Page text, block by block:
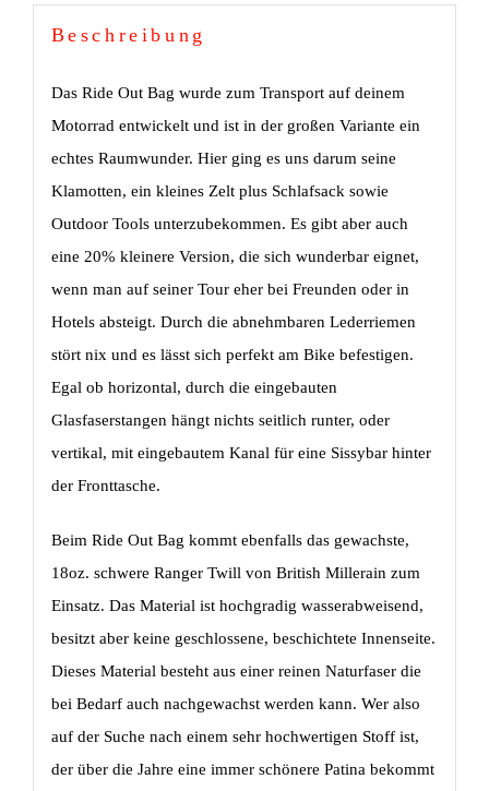
Beschreibung
Das Ride Out Bag wurde zum Transport auf deinem
Motorrad entwickelt und ist in der großen Variante ein
echtes Raumwunder. Hier ging es uns darum seine
Klamotten, ein kleines Zelt plus Schlafsack sowie
Outdoor Tools unterzubekommen. Es gibt aber auch
eine 20% kleinere Version, die sich wunderbar eignet,
wenn man auf seiner Tour eher bei Freunden oder in
Hotels absteigt. Durch die abnehmbaren Lederriemen
stört nix und es lässt sich perfekt am Bike befestigen.
Egal ob horizontal, durch die eingebauten
Glasfaserstangen hängt nichts seitlich runter, oder
vertikal, mit eingebautem Kanal für eine Sissybar hinter
der Fronttasche.
Beim Ride Out Bag kommt ebenfalls das gewachste,
18oz. schwere Ranger Twill von British Millerain zum
Einsatz. Das Material ist hochgradig wasserabweisend,
besitzt aber keine geschlossene, beschichtete Innenseite.
Dieses Material besteht aus einer reinen Naturfaser die
bei Bedarf auch nachgewachst werden kann. Wer also
auf der Suche nach einem sehr hochwertigen Stoff ist,
der über die Jahre eine immer schönere Patina bekommt